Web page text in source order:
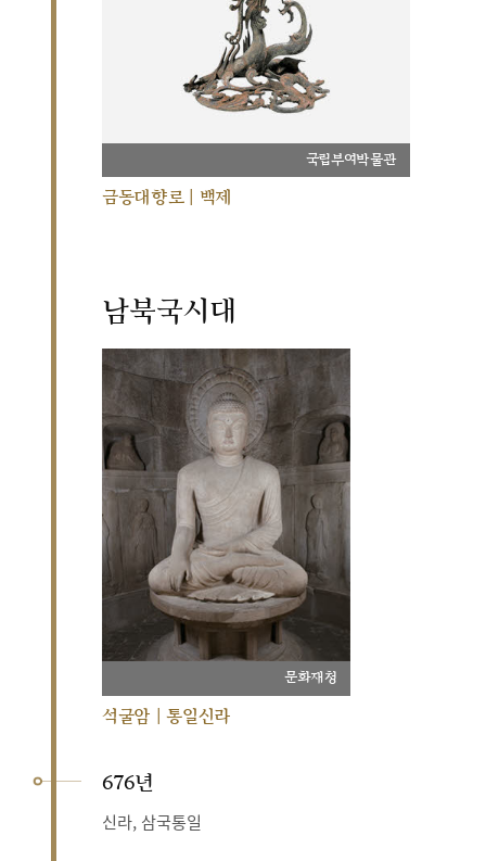
국립부여박물관
금동대향로 | 백제
남북국시대
문화재청
석굴암 | 통일신라
676년
신라, 삼국통일